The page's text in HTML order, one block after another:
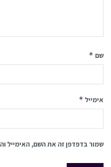
שם *
אימייל *
שמור בדפדפן זה את השם, האימייל